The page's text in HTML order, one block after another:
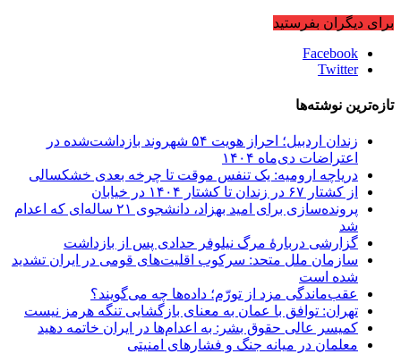
برای دیگران بفرستید
Facebook
Twitter
تازه‌ترین نوشته‌ها
زندان اردبیل؛ احراز هویت ۵۴ شهروند بازداشت‌شده در
اعتراضات دی‌ماه ۱۴۰۴
دریاچه ارومیه: یک تنفس موقت تا چرخه بعدی خشکسالی
از کشتار ۶۷ در زندان تا کشتار ۱۴۰۴ در خیابان
پرونده‌سازی برای امید بهزاد، دانشجوی ۲۱ ساله‌ای که اعدام
شد
گزارشی دربارهٔ مرگ نیلوفر حدادی پس از بازداشت
سازمان ملل متحد: سرکوب اقلیت‌های قومی در ایران تشدید
شده است
عقب‌ماندگی مزد از تورّم؛ داده‌ها چه می‌گویند؟
تهران: توافق با عمان به معنای بازگشایی تنگه هرمز نیست
کمیسر عالی حقوق بشر: به اعدام‌ها در ایران خاتمه دهید
معلمان در میانه جنگ و فشارهای امنیتی